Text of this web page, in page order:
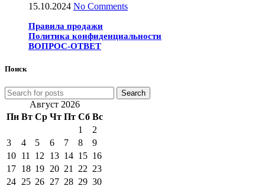
15.10.2024 No Comments
Правила продажи
Политика конфиденциальности
ВОПРОС-ОТВЕТ
Поиск
Search
Август 2026
Пн Вт Ср Чт Пт Сб Вс
1
2
3
4 5 6 7 8
9
10 11 12 13 14 15 16
17 18 19 20 21 22 23
24 25 26 27 28 29 30